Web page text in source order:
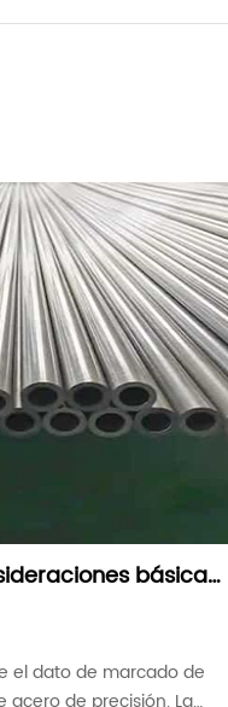
sin costura S355J2H
selección de materias
básicas
de tubos
el dato de marcado de
de precisión. La